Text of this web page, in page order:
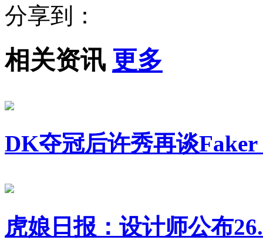
分享到：
相关资讯 更多
DK夺冠后许秀再谈
虎娘日报：设计师公布